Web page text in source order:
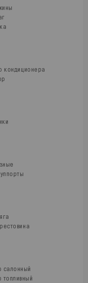
кондиционера
салонный
топливный